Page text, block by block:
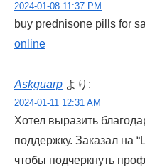
2024-01-08 11:37 PM
buy prednisone pills for
online
Askguarp より:
2024-01-11 12:31 AM
Хотел выразить
поддержку. Заказал на
чтобы подчеркнуть